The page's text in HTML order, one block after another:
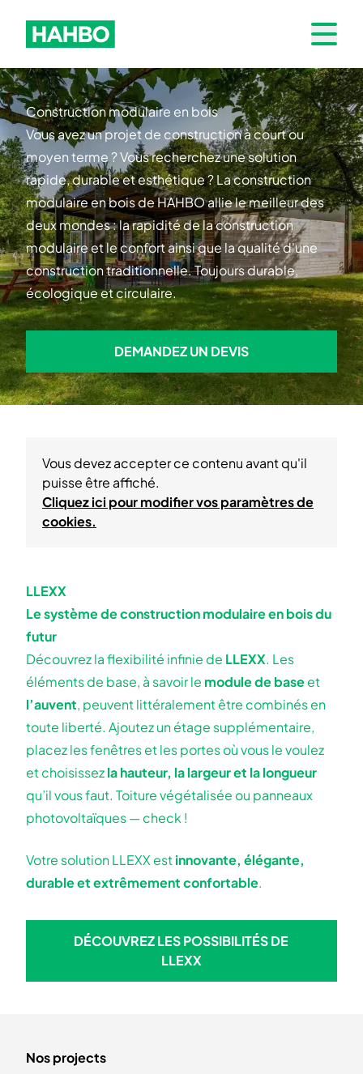
Hahbo logo
Open
Construction modulaire en bois
Vous avez un projet de construction à court ou
moyen terme ? Vous recherchez une solution
rapide, durable et esthétique ? La construction
modulaire en bois de HAHBO allie le meilleur des
deux mondes : la rapidité de la construction
modulaire et le confort ainsi que la qualité d'une
construction traditionnelle. Toujours durable,
écologique et circulaire.
DEMANDEZ UN DEVIS
DEMANDEZ UN DEVIS
LLEXX
Le système de construction modulaire en bois du
futur
Découvrez la flexibilité infinie de LLEXX. Les
éléments de base, à savoir le module de baseet
l’auvent, peuvent littéralement être combinés en
toute liberté. Ajoutez un étage supplémentaire,
placez les fenêtres et les portes où vous le voulez
et choisissezla hauteur, la largeur et la longueur
qu’il vous faut. Toiture végétalisée ou panneaux
photovoltaïques — check !
Votre solution LLEXX estinnovante, élégante,
durable et extrêmement confortable.
DÉCOUVREZ LES
DÉCOUVREZ LES POSSIBILITÉS DE
LLEXX
Vous devez accepter ce contenu avant qu'il
puisse être affiché.
Cliquez ici pour modifier vos paramètres de
cookies.
Nos projects